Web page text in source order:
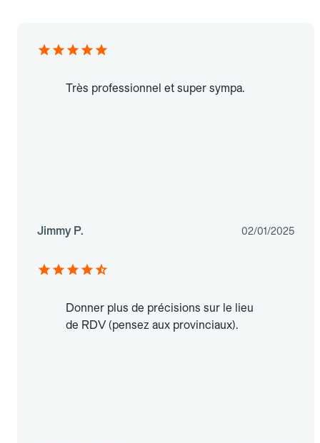
Très professionnel et super sympa.
Jimmy P. 02/01/2025
Donner plus de précisions sur le lieu
de RDV (pensez aux provinciaux).